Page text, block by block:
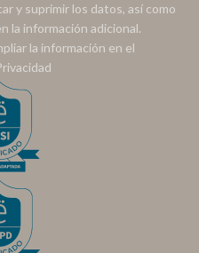
y suprimir los datos, así como
la información adicional.
la información en el